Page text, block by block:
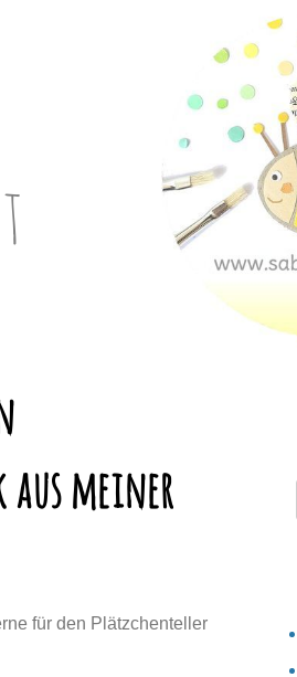
aus meiner
für den Plätzchenteller